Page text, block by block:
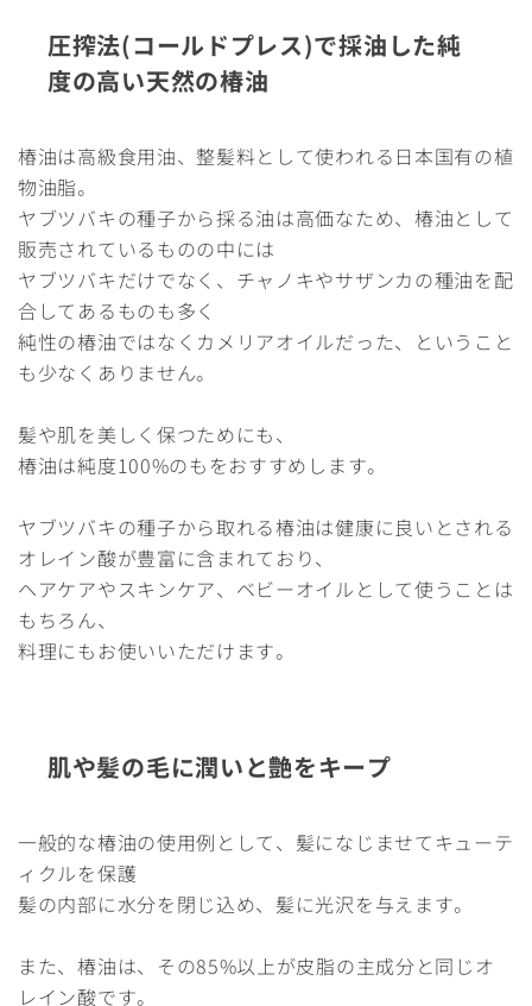
圧搾法(コールドプレス)で採油した純
度の高い天然の椿油
椿油は高級食用油、整髪料として使われる日本国有の植
物油脂。
ヤブツバキの種子から採る油は高価なため、椿油として
販売されているものの中には
ヤブツバキだけでなく、チャノキやサザンカの種油を配
合してあるものも多く
純性の椿油ではなくカメリアオイルだった、ということ
も少なくありません。
髪や肌を美しく保つためにも、
椿油は純度100%のもをおすすめします。
ヤブツバキの種子から取れる椿油は健康に良いとされる
オレイン酸が豊富に含まれており、
ヘアケアやスキンケア、ベビーオイルとして使うことは
もちろん、
料理にもお使いいただけます。
肌や髪の毛に潤いと艶をキープ
一般的な椿油の使用例として、髪になじませてキューテ
ィクルを保護
髪の内部に水分を閉じ込め、髪に光沢を与えます。
また、椿油は、その85%以上が皮脂の主成分と同じオ
レイン酸です。